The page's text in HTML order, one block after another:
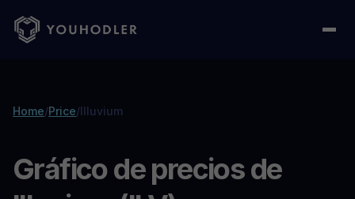
Home/Price/Illuvium
Gráfico de precios de